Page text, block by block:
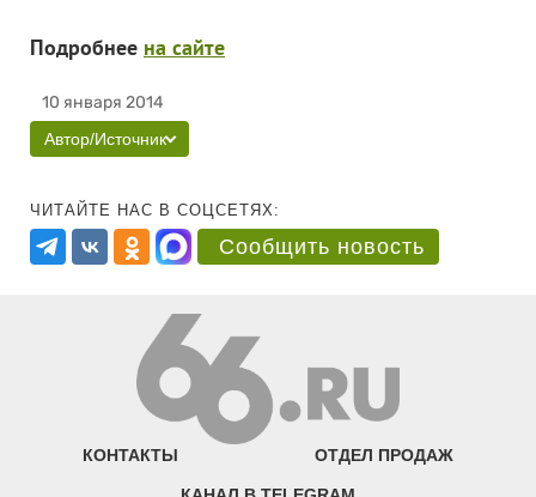
Подробнее на сайте
10 января 2014
Автор/Источник
ЧИТАЙТЕ НАС В СОЦСЕТЯХ:
Сообщить новость
КОНТАКТЫ ОТДЕЛ ПРОДАЖ